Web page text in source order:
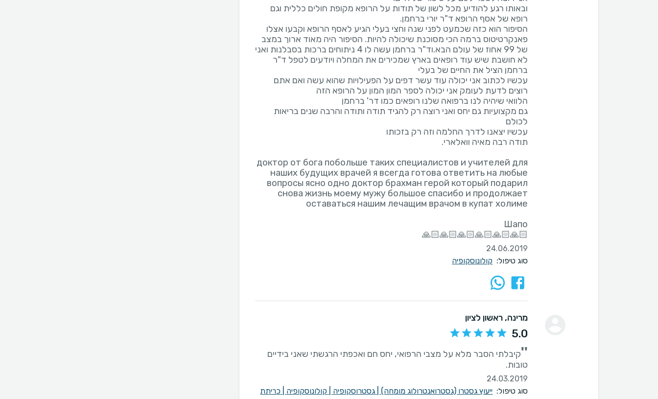
ובאותו רגע להודיע מכל לשון של תודות על הרופא מקופת חולים כללית וגם
הסיפור הוא כזה שכמעט לפני שנה וחצי בעלי הגיע לאסף הרופא וקבעו אצלו
פאנקרטיטוס ברמה הכי מסוכנת שיכולה להיות. הסיפור היה מאוד ארוך במצב
של 99 אחוז של עולם הבא.וד"ר ברחמן עשה לו 4 ניתוחים ברכות בסבלנות ואני
לא חושבת שיש עוד רופאים בארץ שמכירים את המחלה ויודעים לטפל ד"ר
עכשיו לכתוב אני יכולה עוד עשר דפים על הפעילויות שהוא עשה ואם אתם
גם מקצועיות גם יחס ואני רוצה רק להגיד תודה ותודה והרבה שנים בריאות
доктор от бога побольше таких специалистов и учителей для
наших будущих врачей я всегда готова ответить на любые
вопросы ясно одно доктор брахман герой который подарил
снова жизнь моему мужу большое спасибо и продолжает
🙏🏻🙏🏻🙏🏻🙏🏻🙏🏻🙏🏻
24.06.2019
סוג טיפול: קולונוסקופיה
מרינה, ראשון לציון
5.0
''קיבלתי הסבר מלא על מצבי הרפואי, יחס חם ואכפתי הרגשתי שאני בידיים
טובות.
24.03.2019
סוג טיפול: ייעוץ גסטרו (גסטרואנטרולוג מומחה) גסטרוסקופיה קולונוסקופיה
כריתת